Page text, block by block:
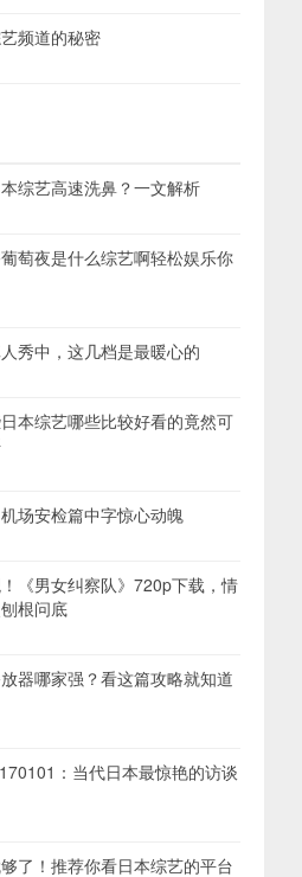
频道的秘密
综艺高速洗鼻？一文解析
萄夜是什么综艺啊轻松娱乐你
秀中，这几档是最暖心的
本综艺哪些比较好看的竟然可
机场安检篇中字惊心动魄
《男女纠察队》720p下载，情
根问底
器哪家强？看这篇攻略就知道
：当代日本最惊艳的访谈
了！推荐你看日本综艺的平台